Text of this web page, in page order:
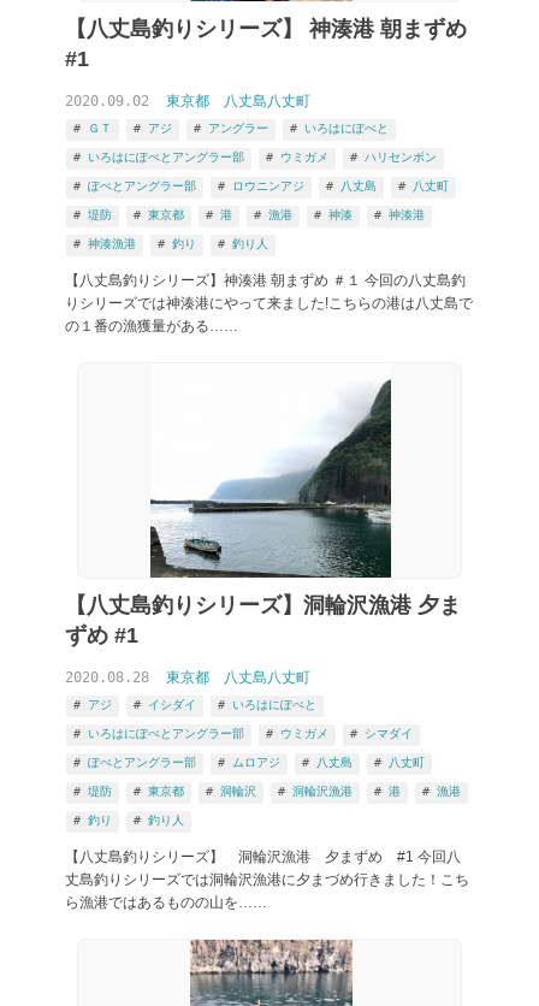
釣りブログ 漁港 から検索
【八丈島釣りシリーズ】 神湊港 朝まずめ
#1
2020.09.02 東京都 八丈島八丈町
ＧＴ アジ アングラー いろはにぽぺと
いろはにぽぺとアングラー部 ウミガメ ハリセンボン
ぽぺとアングラー部 ロウニンアジ 八丈島 八丈町
堤防 東京都 港 漁港 神湊 神湊港
神湊漁港 釣り 釣り人
【八丈島釣りシリーズ】神湊港 朝まずめ ＃１ 今回の八丈島釣
りシリーズでは神湊港にやって来ました!こちらの港は八丈島で
の１番の漁獲量がある……
【八丈島釣りシリーズ】洞輪沢漁港 夕ま
ずめ #1
2020.08.28 東京都 八丈島八丈町
アジ イシダイ いろはにぽぺと
いろはにぽぺとアングラー部 ウミガメ シマダイ
ぽぺとアングラー部 ムロアジ 八丈島 八丈町
堤防 東京都 洞輪沢 洞輪沢漁港 港 漁港
釣り 釣り人
【八丈島釣りシリーズ】 洞輪沢漁港 夕まずめ #1 今回八
丈島釣りシリーズでは洞輪沢漁港に夕まづめ行きました！こち
ら漁港ではあるものの山を……